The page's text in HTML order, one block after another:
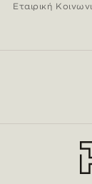
Εταιρική